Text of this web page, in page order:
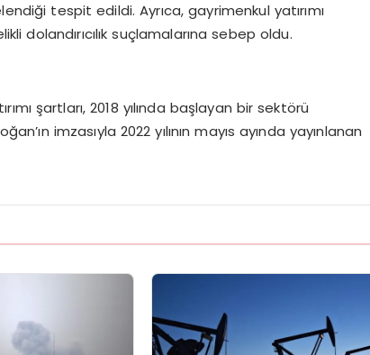
tespit edildi. Ayrıca, gayrimenkul yatırımı
dolandırıcılık suçlamalarına sebep oldu.
şartları, 2018 yılında başlayan bir sektörü
imzasıyla 2022 yılının mayıs ayında yayınlanan